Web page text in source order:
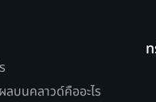
ลบนคลาวด์คืออะไร